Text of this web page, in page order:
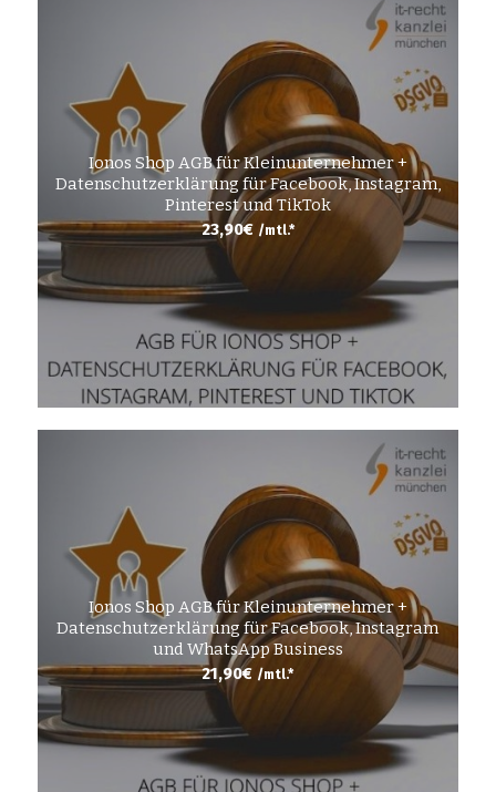
Ionos Shop AGB für Kleinunternehmer +
Datenschutzerklärung für Facebook, Instagram,
Pinterest und TikTok
23,90€ /mtl.*
Ionos Shop AGB für Kleinunternehmer +
Datenschutzerklärung für Facebook, Instagram
und WhatsApp Business
21,90€ /mtl.*